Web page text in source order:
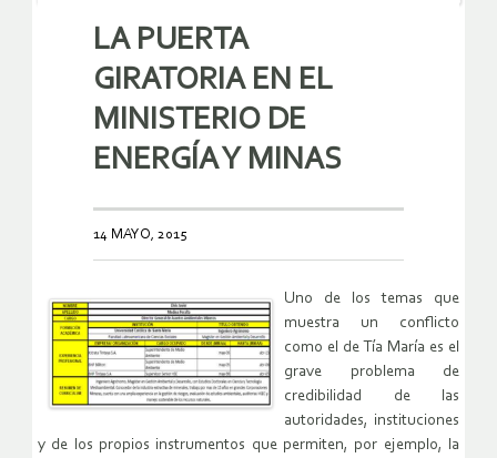
LA PUERTA
GIRATORIA EN EL
MINISTERIO DE
ENERGÍA Y MINAS
14 MAYO, 2015
Uno de los temas que
muestra un conflicto
como el de Tía María es el
grave problema de
credibilidad de las
autoridades, instituciones
y de los propios instrumentos que permiten, por ejemplo, la